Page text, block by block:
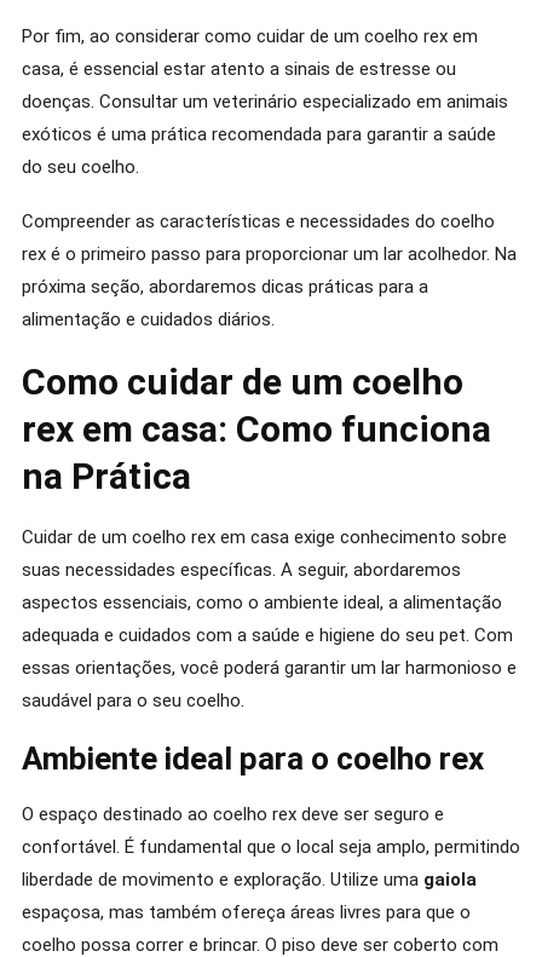
Por fim, ao considerar como cuidar de um coelho rex em
casa, é essencial estar atento a sinais de estresse ou
doenças. Consultar um veterinário especializado em animais
exóticos é uma prática recomendada para garantir a saúde
do seu coelho.
Compreender as características e necessidades do coelho
rex é o primeiro passo para proporcionar um lar acolhedor. Na
próxima seção, abordaremos dicas práticas para a
alimentação e cuidados diários.
Como cuidar de um coelho
rex em casa: Como funciona
na Prática
Cuidar de um coelho rex em casa exige conhecimento sobre
suas necessidades específicas. A seguir, abordaremos
aspectos essenciais, como o ambiente ideal, a alimentação
adequada e cuidados com a saúde e higiene do seu pet. Com
essas orientações, você poderá garantir um lar harmonioso e
saudável para o seu coelho.
Ambiente ideal para o coelho rex
O espaço destinado ao coelho rex deve ser seguro e
confortável. É fundamental que o local seja amplo, permitindo
liberdade de movimento e exploração. Utilize uma gaiola
espaçosa, mas também ofereça áreas livres para que o
coelho possa correr e brincar. O piso deve ser coberto com